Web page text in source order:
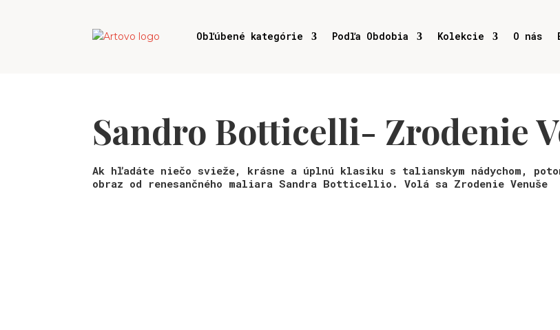
Obľúbené kategórie Podľa Obdobia Kolekcie O nás
Sandro Botticelli- Zrodenie
Ak hľadáte niečo svieže, krásne a úplnú klasiku s talianskym nádychom,
obraz od renesančného maliara Sandra Botticellio. Volá sa Zrodenie Venuše